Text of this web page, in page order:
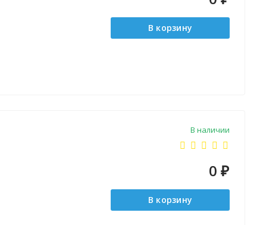
В корзину
В наличии
0 ₽
В корзину